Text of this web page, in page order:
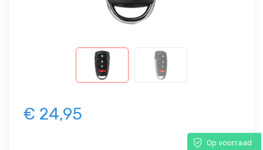
€ 24,95
Op voorraad